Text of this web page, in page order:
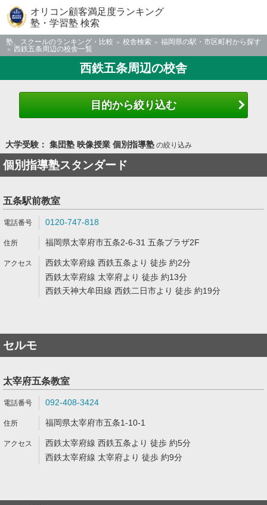
オリコン顧客満足度ランキング
塾・学習塾 検索
塾、スクールのランキング・比較 校舎検索
福岡県の駅・市区町村から探す
西鉄五条周辺の校舎一覧
西鉄五条周辺の校舎
目的から絞り込む
大学受験： 集団塾 映像授業 個別指導塾の絞り込み
個別指導塾スタンダード
五条駅前教室
0120-747-818
福岡県太宰府市五条2-6-31 五条プラザ2F
西鉄太宰府線 西鉄五条より 徒歩 約2分
西鉄太宰府線 太宰府より 徒歩 約13分
西鉄天神大牟田線 西鉄二日市より 徒歩 約19分
セルモ
太宰府五条教室
092-408-3424
福岡県太宰府市五条1-10-1
西鉄太宰府線 西鉄五条より 徒歩 約5分
西鉄太宰府線 太宰府より 徒歩 約9分